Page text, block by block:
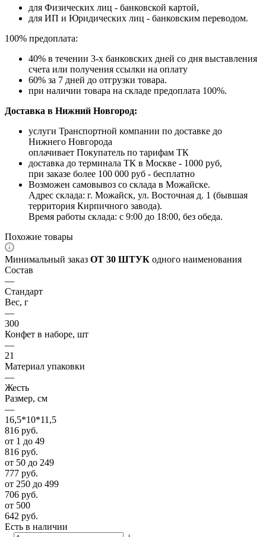
для Физических лиц - банковской картой,
для ИП и Юридических лиц - банковским переводом.
100% предоплата:
40% в течении 3-х банковских дней со дня выставления
счета или получения ссылки на оплату
60% за 7 дней до отгрузки товара.
при наличии товара на складе предоплата 100%.
Доставка в Нижний Новгород:
услуги Транспортной компании по доставке до
Нижнего Новгорода
оплачивает Покупатель по тарифам ТК
доставка до терминала ТК в Москве - 1000 руб,
при заказе более 100 000 руб - бесплатно
Возможен самовывоз со склада в Можайске.
Адрес склада: г. Можайск, ул. Восточная д. 1 (бывшая
территория Кирпичного завода).
Время работы склада: с 9:00 до 18:00, без обеда.
Похожие товары
Минимальный заказ ОТ 30 ШТУК одного наименования
Состав
—
Стандарт
Вес, г
—
300
Конфет в наборе, шт
—
21
Материал упаковки
—
Жесть
Размер, см
—
16,5*10*11,5
816 руб.
от 1 до 49
816 руб.
от 50 до 249
777 руб.
от 250 до 499
706 руб.
от 500
642 руб.
Есть в наличии